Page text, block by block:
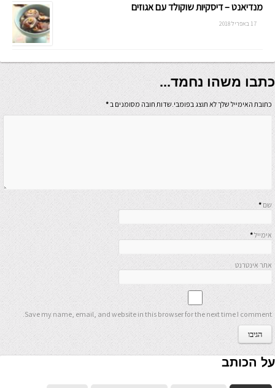
מנדיאנט – דיסקיות שוקולד עם אגוזים
17 באפריל 2018
כתבו משהו נחמד...
כתובת האימייל שלך לא תוצג בפומבי.שדות חובה מסומנים ב*
שם *
אימייל*
אתר אינטרנט
Save my name, email, and website in this browser for the next time I comment.
על הכותב